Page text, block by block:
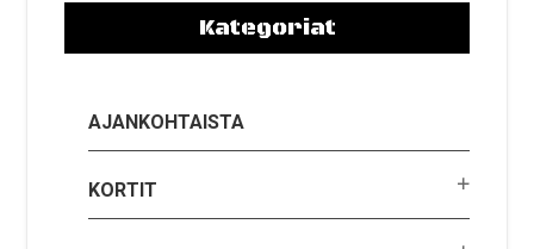
Kategoriat
AJANKOHTAISTA
KORTIT